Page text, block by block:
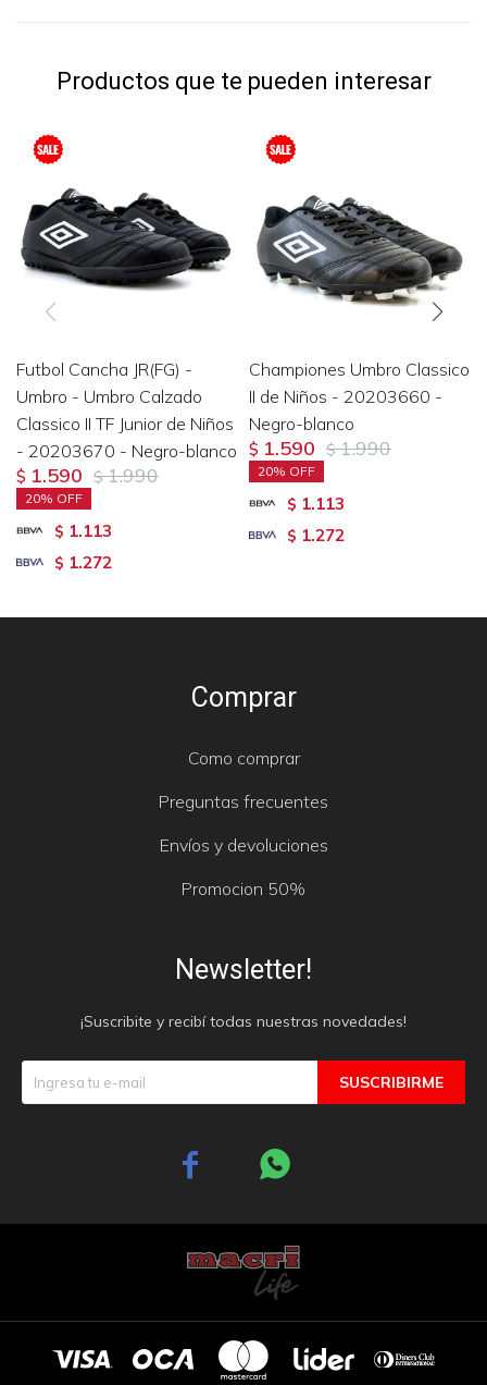
Productos que te pueden interesar
Futbol Cancha JR(FG) -
Umbro - Umbro Calzado
Classico II TF Junior de Niños
- 20203670 - Negro-blanco
$ 1.590 $ 1.990
20
$ 1.113
$ 1.272
Championes Umbro Classico
II de Niños - 20203660 -
Negro-blanco
$ 1.590 $ 1.990
20
$ 1.113
$ 1.272
Comprar
Como comprar
Preguntas frecuentes
Envíos y devoluciones
Promocion 50%
Newsletter!
¡Suscribite y recibí todas nuestras novedades!
SUSCRIBIRME
 